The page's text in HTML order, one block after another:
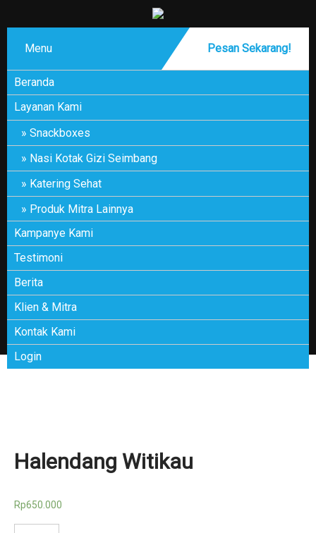
Menu
Beranda
Layanan Kami
Snackboxes
Nasi Kotak Gizi Seimbang
Katering Sehat
Produk Mitra Lainnya
Kampanye Kami
Testimoni
Berita
Klien & Mitra
Kontak Kami
Login
Pesan Sekarang!
Halendang Witikau
Rp650.000